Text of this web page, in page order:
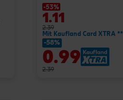
-53%
1.11
2.39
Mit Kaufland Card XTRA **
-58%
0.99
2.39